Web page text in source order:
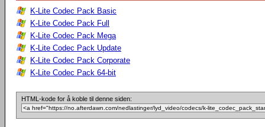
K-Lite Codec Pack Basic
K-Lite Codec Pack Full
K-Lite Codec Pack Mega
K-Lite Codec Pack Update
K-Lite Codec Pack Corporate
K-Lite Codec Pack 64-bit
HTML-kode for å koble til denne siden: